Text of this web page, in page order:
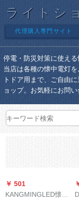
ライトシ
代理購入専門サイト
停電・防災対策に使え
当店は各種の懐中電灯
トドア用まで、ご自由
ョップ。お気軽にお問い
￥ 501
KANGMINGLED懐中